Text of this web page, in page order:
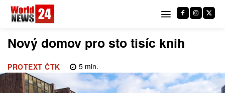
Nový domov pro sto tisíc knih
PROTEXT ČTK 5min.